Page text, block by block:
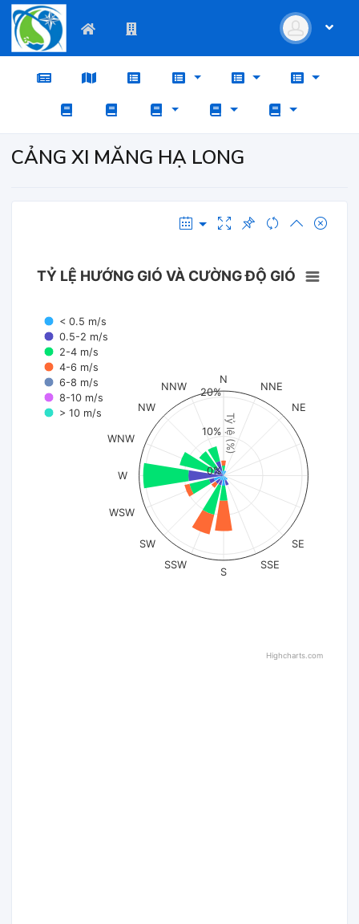
CẢNG XI MĂNG HẠ LONG
Tỷ lệ (%)
TỶ LỆ HƯỚNG GIÓ VÀ CƯỜNG ĐỘ GIÓ
< 0.5 m/s
0.5-2 m/s
2-4 m/s
4-6 m/s
6-8 m/s
8-10 m/s
> 10 m/s
N
NNE
NE
SE
SSE
S
SSW
SW
WSW
W
WNW
NW
NNW
0%
10%
20%
Highcharts.com